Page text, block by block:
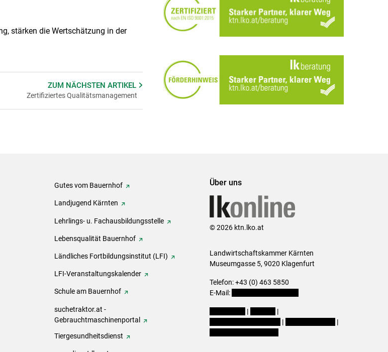
stärken die Wertschätzung in der
ZUM NÄCHSTENARTIKEL
Zertifiziertes Qualitätsmanagement
Gutes vom Bauernhof
Landjugend Kärnten
Lehrlings- u. Fachausbildungsstelle
Lebensqualität Bauernhof
Ländliches Fortbildungsinstitut (LFI)
LFI-Veranstaltungskalender
Schule am Bauernhof
suchetraktor.at -
Gebrauchtmaschinenportal
Tiergesundheitsdienst
Über uns
© 2026 ktn.lko.at
Landwirtschaftskammer Kärnten
Museumgasse 5, 9020 Klagenfurt
Telefon: +43 (0) 463 5850
E-Mail:
|
|
|
|